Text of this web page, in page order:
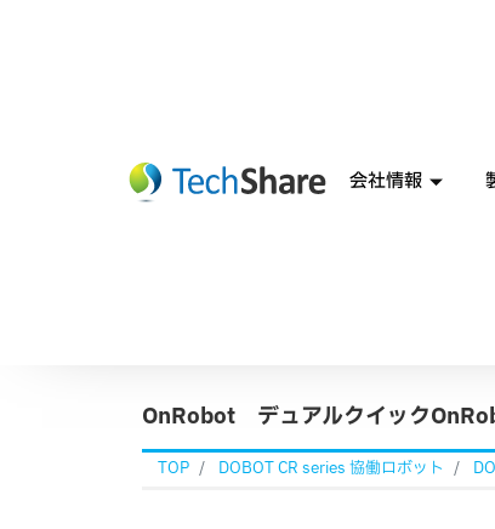
会社情報
OnRobot デュアルクイック
TOP DOBOT CR series 協働ロボット